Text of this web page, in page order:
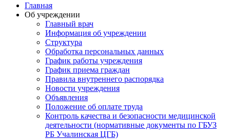
Главная
Об учреждении
Главный врач
Информация об учреждении
Структура
Обработка персональных данных
График работы учреждения
График приема граждан
Правила внутреннего распорядка
Новости учреждения
Объявления
Положение об оплате труда
Контроль качества и безопасности медицинской
деятельности (нормативные документы по ГБУЗ
РБ Учалинская ЦГБ)